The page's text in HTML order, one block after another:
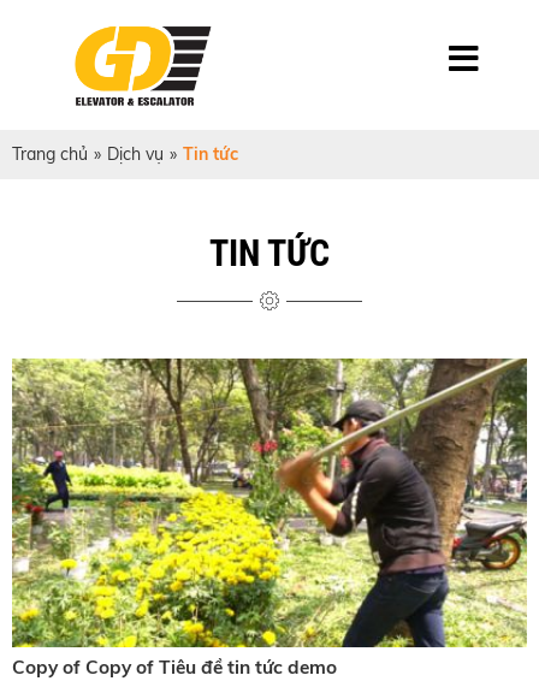
Trang chủ » Dịch vụ » Tin tức
TIN TỨC
Copy of Copy of Tiêu đề tin tức demo